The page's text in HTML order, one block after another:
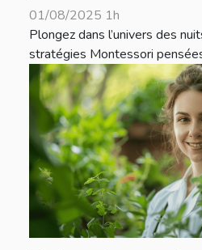
01/08/2025 1h
Plongez dans l’univers des
stratégies Montessori